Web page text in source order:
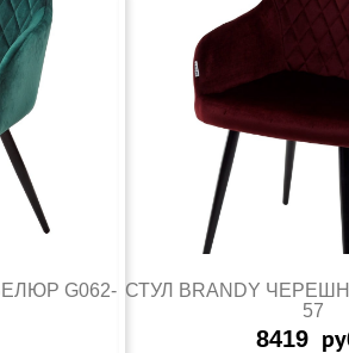
G062- СТУЛ BRANDY
57
8419